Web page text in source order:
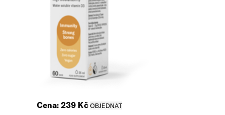
Cena: 239 Kč